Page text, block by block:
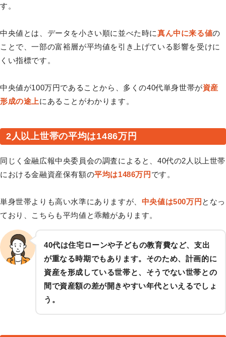
す。
中央値とは、データを小さい順に並べた時に真ん中に来る値の
ことで、一部の富裕層が平均値を引き上げている影響を受けに
くい指標です。
中央値が100万円であることから、多くの40代単身世帯が資産
形成の途上にあることがわかります。
2人以上世帯の平均は1486万円
同じく金融広報中央委員会の調査によると、40代の2人以上世帯
における金融資産保有額の平均は1486万円 です。
単身世帯よりも高い水準にありますが、 中央値は500万円 となっ
ており、こちらも平均値と乖離があります。
40代は住宅ローンや子どもの教育費など、支出
が重なる時期でもあります。そのため、計画的に
資産を形成している世帯と、そうでない世帯との
間で資産額の差が開きやすい年代といえるでしょ
う。